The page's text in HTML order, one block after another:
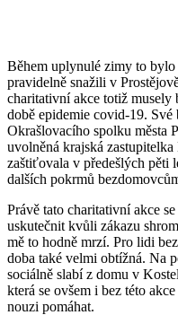
Během uplynulé zimy to
pravidelně snažili v
charitativní akce totiž
době epidemie covid-19.
Okrašlovacího spolku města
uvolněná krajská
zaštiťovala v předešlých pěti
dalších pokrmů
Právě tato charitativní akce
uskutečnit kvůli zákazu
mě to hodně mrzí. Pro lidi
doba také velmi obtížná. Na
sociálně slabí z domu v
která se ovšem i bez této
nouzi pomáhat.